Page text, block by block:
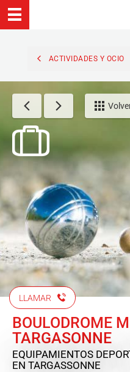
ACTIVIDADES Y OCIO
LLAMAR
BOULODROME
TARGASONNE
EQUIPAMIENTOS
EN TARGASSONNE